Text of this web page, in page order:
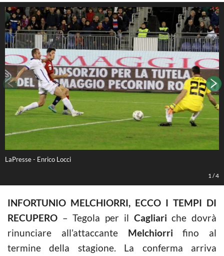
LaPresse - Enrico Locci
1 /4
INFORTUNIO MELCHIORRI, ECCO I TEMPI DI
RECUPERO – Tegola per il Cagliari che dovrà
rinunciare all’attaccante Melchiorri fino al
termine della stagione. La conferma arriva